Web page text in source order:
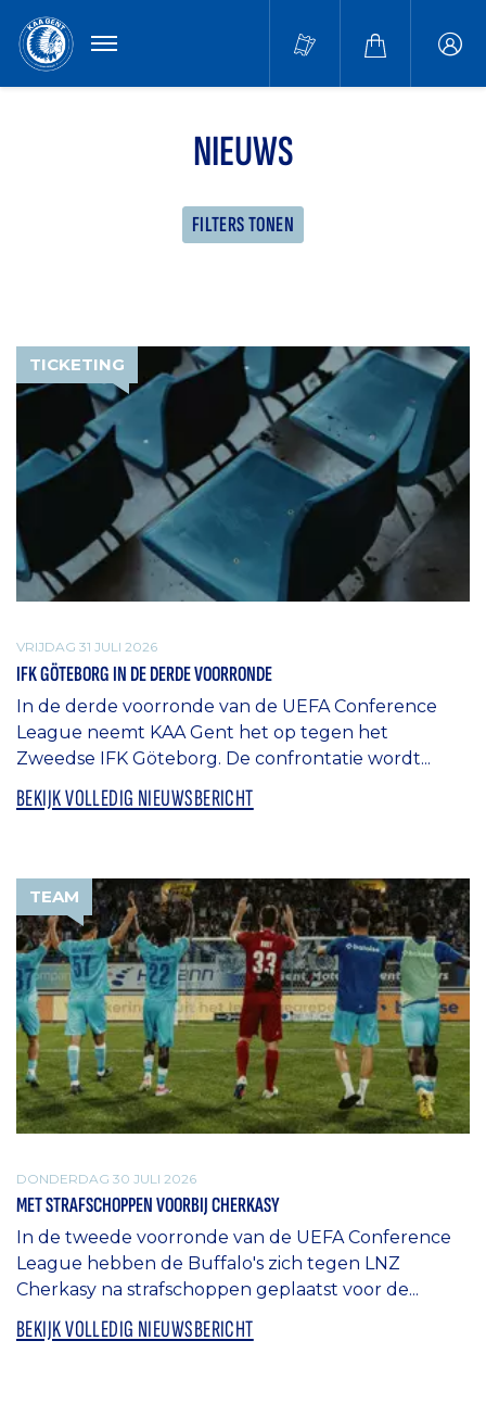
MENU
NIEUWS
FILTERS TONEN
TICKETING
VRIJDAG 31 JULI 2026
IFK GÖTEBORG IN DE DERDE VOORRONDE
In de derde voorronde van de UEFA Conference
League neemt KAA Gent het op tegen het
Zweedse IFK Göteborg. De confrontatie wordt...
BEKIJK VOLLEDIG NIEUWSBERICHT
TEAM
DONDERDAG 30 JULI 2026
MET STRAFSCHOPPEN VOORBIJ CHERKASY
In de tweede voorronde van de UEFA Conference
League hebben de Buffalo's zich tegen LNZ
Cherkasy na strafschoppen geplaatst voor de...
BEKIJK VOLLEDIG NIEUWSBERICHT